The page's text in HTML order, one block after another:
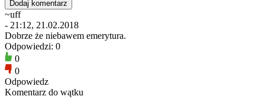
~uff
- 21:12, 21.02.2018
Dobrze że niebawem emerytura.
Odpowiedzi: 0
0
0
Odpowiedz
Komentarz do wątku